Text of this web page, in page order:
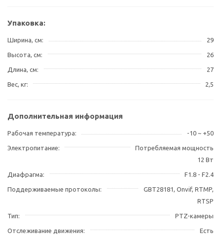
Упаковка:
Ширина, см 29
Высота, см 26
Длина, см 27
Вес, кг 2,5
Дополнительная информация
Рабочая температура -10 ~ +50
Электропитание
Потребляемая мощность
12 Вт
Диафрагма F1.8 - F2.4
Поддерживаемые протоколы
GBT28181, Onvif, RTMP,
RTSP
Тип PTZ-камеры
Отслеживание движения Есть